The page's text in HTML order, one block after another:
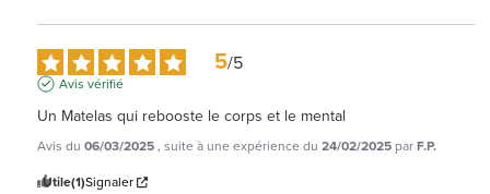
5/5
Avis vérifié
Un Matelas qui rebooste le corps et le mental
Avis du 06/03/2025, suite à une expérience du 24/02/2025 parF.P.
Utile(1)Signaler